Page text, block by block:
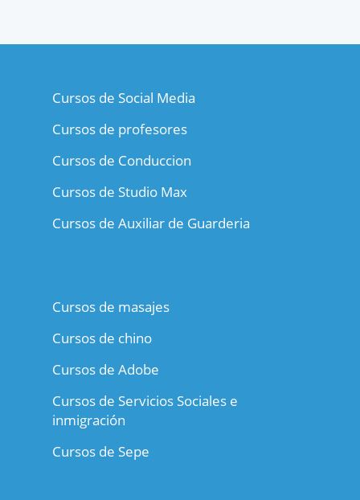
Cursos de Social Media
Cursos de profesores
Cursos de Conduccion
Cursos de Studio Max
Cursos de Auxiliar de Guarderia
Cursos de masajes
Cursos de chino
Cursos de Adobe
Cursos de Servicios Sociales e
inmigración
Cursos de Sepe